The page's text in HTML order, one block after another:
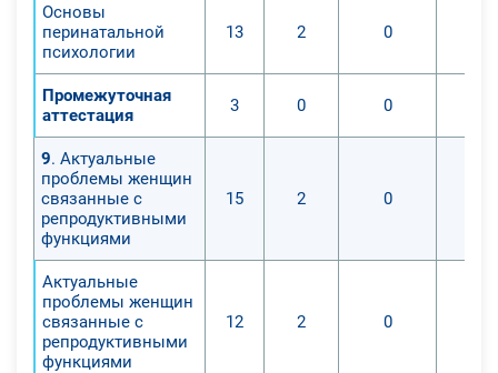
Основы
перинатальной
психологии
13 2 0
Промежуточная
аттестация
3 0 0
9. Актуальные
проблемы женщин
связанные с
репродуктивными
функциями
15 2 0
Актуальные
проблемы женщин
связанные с
репродуктивными
функциями
12 2 0